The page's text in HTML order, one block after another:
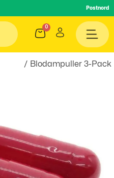
Postnord
/ Blodampuller 3-Pack